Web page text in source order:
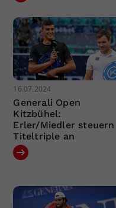
16.07.2024
Generali Open
Kitzbühel:
Erler/Miedler steuern
Titeltriple an